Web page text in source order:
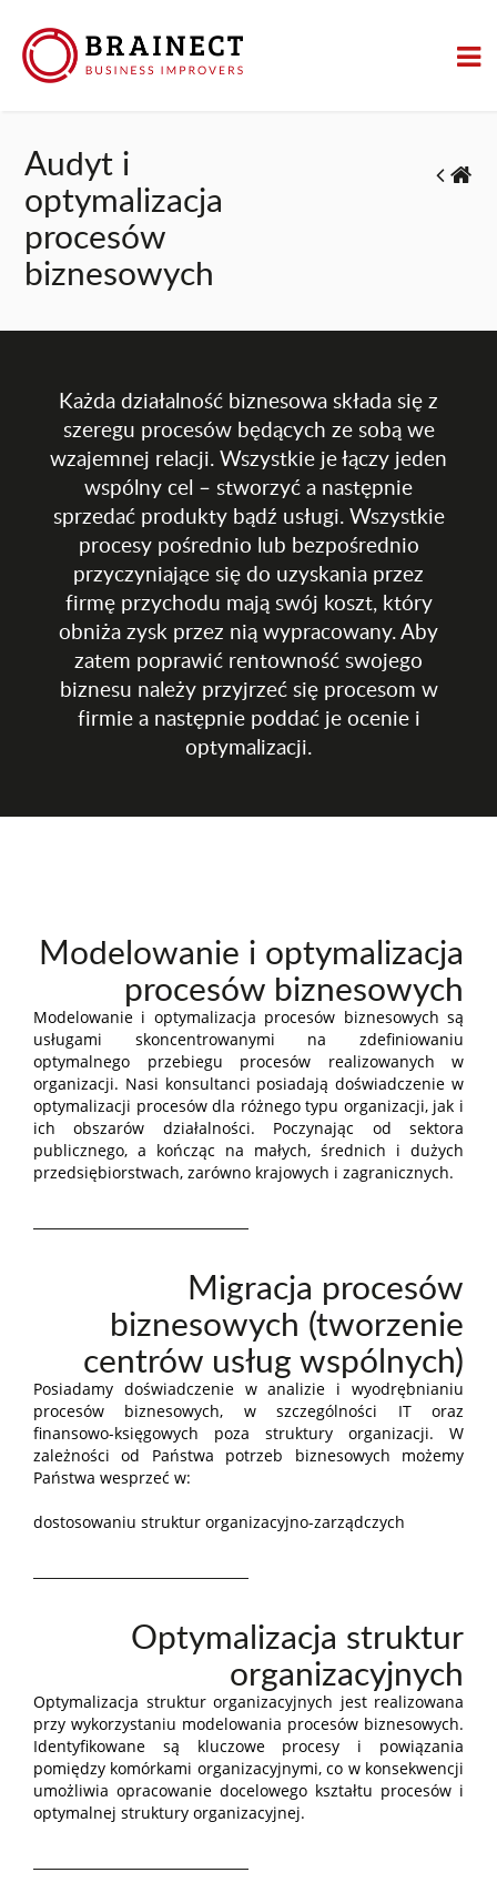
Audyt i
optymalizacja
procesów
biznesowych
Każda działalność biznesowa składa się z
szeregu procesów będących ze sobą we
wzajemnej relacji. Wszystkie je łączy jeden
wspólny cel – stworzyć a następnie
sprzedać produkty bądź usługi. Wszystkie
procesy pośrednio lub bezpośrednio
przyczyniające się do uzyskania przez
firmę przychodu mają swój koszt, który
obniża zysk przez nią wypracowany. Aby
zatem poprawić rentowność swojego
biznesu należy przyjrzeć się procesom w
firmie a następnie poddać je ocenie i
optymalizacji.
Modelowanie i optymalizacja
procesów biznesowych
Modelowanie i optymalizacja procesów biznesowych są
usługami skoncentrowanymi na zdefiniowaniu
optymalnego przebiegu procesów realizowanych w
organizacji. Nasi konsultanci posiadają doświadczenie w
optymalizacji procesów dla różnego typu organizacji, jak i
ich obszarów działalności. Poczynając od sektora
publicznego, a kończąc na małych, średnich i dużych
przedsiębiorstwach, zarówno krajowych i zagranicznych.
Migracja procesów
biznesowych (tworzenie
centrów usług wspólnych)
Posiadamy doświadczenie w analizie i wyodrębnianiu
procesów biznesowych, w szczególności IT oraz
finansowo-księgowych poza struktury organizacji. W
zależności od Państwa potrzeb biznesowych możemy
Państwa wesprzeć w:
dostosowaniu struktur organizacyjno-zarządczych
Optymalizacja struktur
organizacyjnych
Optymalizacja struktur organizacyjnych jest realizowana
przy wykorzystaniu modelowania procesów biznesowych.
Identyfikowane są kluczowe procesy i powiązania
pomiędzy komórkami organizacyjnymi, co w konsekwencji
umożliwia opracowanie docelowego kształtu procesów i
optymalnej struktury organizacyjnej.